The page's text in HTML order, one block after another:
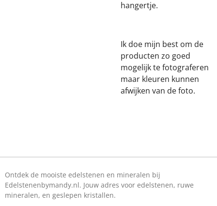
hangertje.
Ik doe mijn best om de
producten zo goed
mogelijk te fotograferen
maar kleuren kunnen
afwijken van de foto.
Ontdek de mooiste edelstenen en mineralen bij
Edelstenenbymandy.nl. Jouw adres voor edelstenen, ruwe
mineralen, en geslepen kristallen.